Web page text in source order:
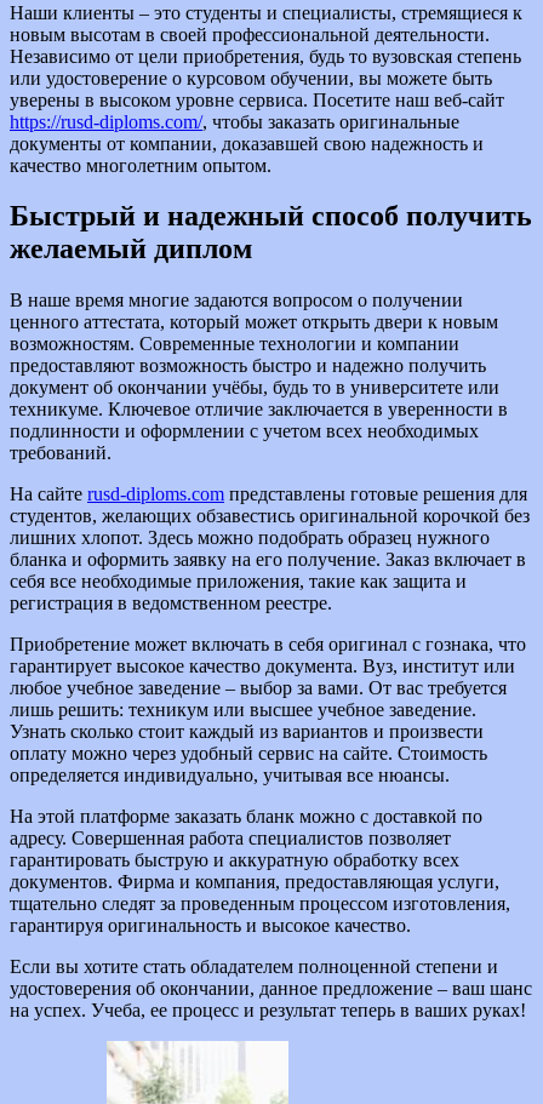
Наши клиенты – это студенты и специалисты, стремящиеся к
новым высотам в своей профессиональной деятельности.
Независимо от цели приобретения, будь то вузовская степень
или удостоверение о курсовом обучении, вы можете быть
уверены в высоком уровне сервиса. Посетите наш веб-сайт
https://rusd-diploms.com/, чтобы заказать оригинальные
документы от компании, доказавшей свою надежность и
качество многолетним опытом.
Быстрый и надежный способ получить
желаемый диплом
В наше время многие задаются вопросом о получении
ценного аттестата, который может открыть двери к новым
возможностям. Современные технологии и компании
предоставляют возможность быстро и надежно получить
документ об окончании учёбы, будь то в университете или
техникуме. Ключевое отличие заключается в уверенности в
подлинности и оформлении с учетом всех необходимых
требований.
На сайте rusd-diploms.com представлены готовые решения для
студентов, желающих обзавестись оригинальной корочкой без
лишних хлопот. Здесь можно подобрать образец нужного
бланка и оформить заявку на его получение. Заказ включает в
себя все необходимые приложения, такие как защита и
регистрация в ведомственном реестре.
Приобретение может включать в себя оригинал с гознака, что
гарантирует высокое качество документа. Вуз, институт или
любое учебное заведение – выбор за вами. От вас требуется
лишь решить: техникум или высшее учебное заведение.
Узнать сколько стоит каждый из вариантов и произвести
оплату можно через удобный сервис на сайте. Стоимость
определяется индивидуально, учитывая все нюансы.
На этой платформе заказать бланк можно с доставкой по
адресу. Совершенная работа специалистов позволяет
гарантировать быструю и аккуратную обработку всех
документов. Фирма и компания, предоставляющая услуги,
тщательно следят за проведенным процессом изготовления,
гарантируя оригинальность и высокое качество.
Если вы хотите стать обладателем полноценной степени и
удостоверения об окончании, данное предложение – ваш шанс
на успех. Учеба, ее процесс и результат теперь в ваших руках!